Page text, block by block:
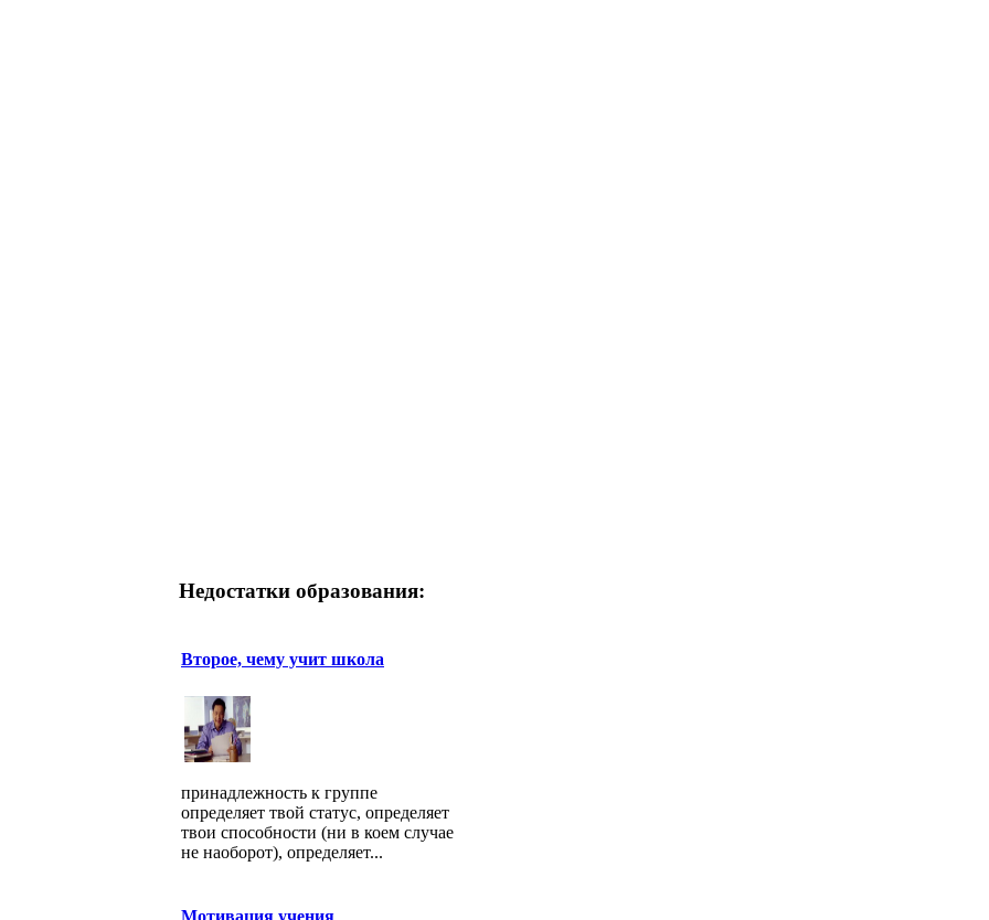
Недостатки образования:
Второе, чему учит школа
принадлежность к группе
определяет твой статус, определяет
твои способности (ни в коем случае
не наоборот), определяет...
Мотивация учения